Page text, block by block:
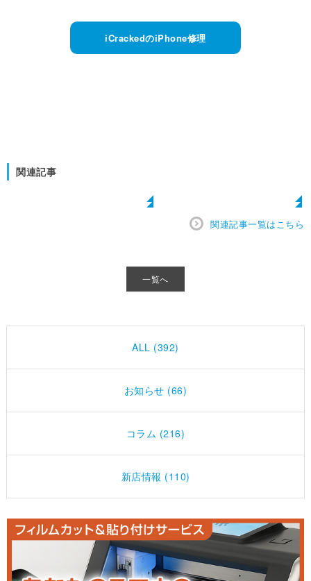
iCrackedのiPhone修理
関連記事
関連記事一覧はこちら
一覧へ
ALL (392)
お知らせ (66)
コラム (216)
新店情報 (110)